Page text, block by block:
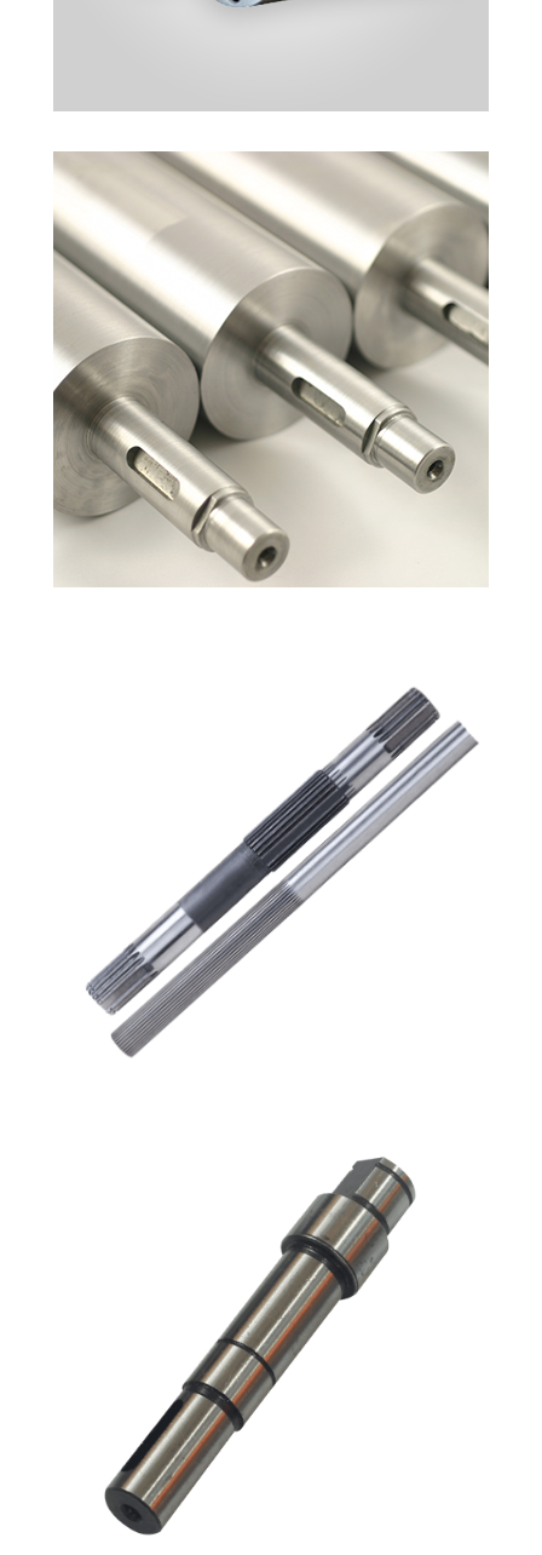
TRAPEZ MIL
TRAPEZ MIL
TRAPEZ MIL